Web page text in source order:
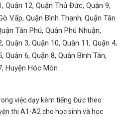
Quận 12, Quận Thủ Đức, Quận 9,
Vấp, Quận Bình Thạnh, Quận Tân
Tân Phú, Quận Phú Nhuận,
Quận 3, Quận 10, Quận 11, Quận 4,
Quận 6, Quận 8, Quận Bình Tân,
Huyện Hóc Môn
việc dạy kèm tiếng Đức theo
thi A1-A2 cho học sinh và học